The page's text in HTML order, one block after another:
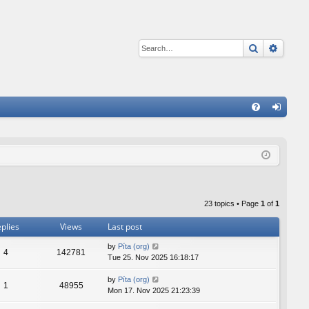
Search
in
23 topics • Page 1 of 1
Views Last post
4 142781
by Píta (org)
Tue 25. Nov 2025 16:18:17
1 48955
by Píta (org)
Mon 17. Nov 2025 21:23:39